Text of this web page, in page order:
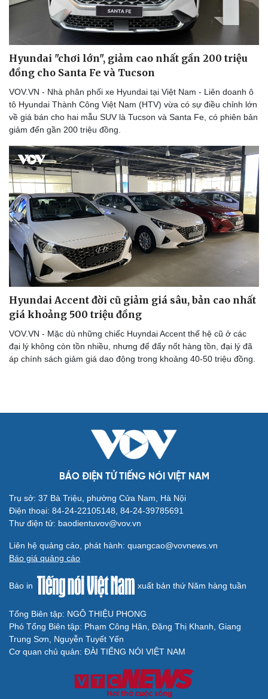
Du lịch
Tư vấn
Săn Tour
check-in
Podcast
Câu chuyện thời sự
Đọc truyện đêm khuya
Kể chuyện cho bé
Hạt giống tâm hồn
Hyundai "chơi lớn", giảm cao nhất gần 200 triệu
đồng cho Santa Fe và Tucson
VOV.VN - Nhà phân phối xe Hyundai tại Việt Nam - Liên doanh ô
tô Hyundai Thành Công Việt Nam (HTV) vừa có sự điều chỉnh lớn
về giá bán cho hai mẫu SUV là Tucson và Santa Fe, có phiên bản
giảm đến gần 200 triệu đồng.
Hyundai Accent đời cũ giảm giá sâu, bản cao nhất
giá khoảng 500 triệu đồng
VOV.VN - Mặc dù những chiếc Huyndai Accent thế hệ cũ ở các
đại lý không còn tồn nhiều, nhưng để đẩy nốt hàng tồn, đại lý đã
áp chính sách giảm giá dao động trong khoảng 40-50 triệu đồng.
BÁO ĐIỆN TỬ TIẾNG NÓI VIỆT NAM
Trụ sở: 37 Bà Triệu, phường Cửa Nam, Hà Nội
Điện thoại: 84-24-22105148, 84-24-39785691
Thư điện tử: baodientuvov@vov.vn
Liên hệ quảng cáo, phát hành: quangcao@vovnews.vn
Báo giá quảng cáo
Báo in xuất bản thứ Năm hàng tuần
Tổng Biên tập: NGÔ THIỆU PHONG
Phó Tổng Biên tập: Phạm Công Hân, Đặng Thị Khanh, Giang
Trung Sơn, Nguyễn Tuyết Yến
Cơ quan chủ quản: ĐÀI TIẾNG NÓI VIỆT NAM